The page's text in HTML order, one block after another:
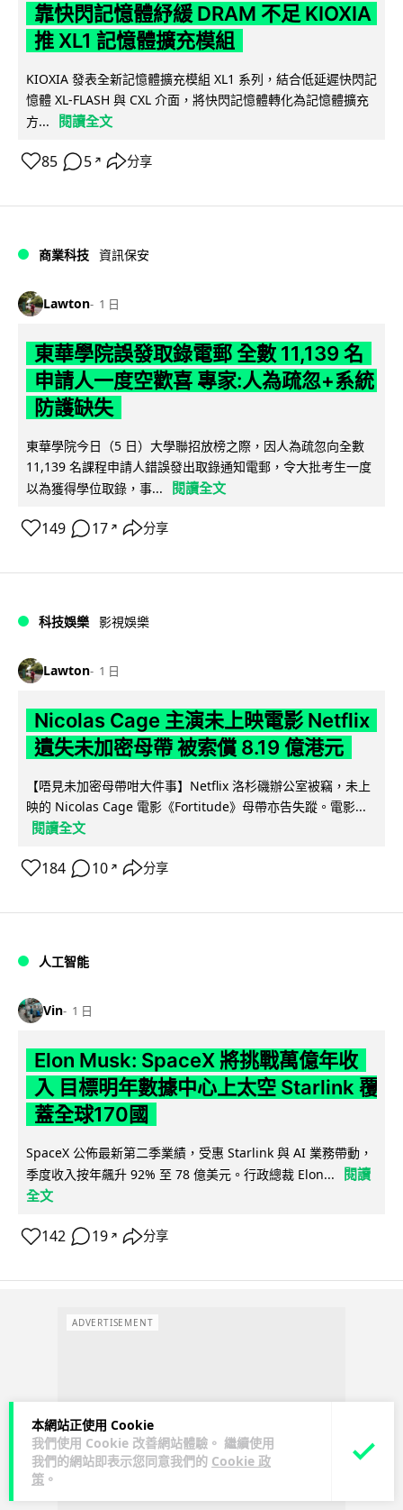
本網站正使用 Cookie
我們使用 Cookie 改善網站體驗。 繼續使用
我們的網站即表示您同意我們的 Cookie 政
策 。
靠快閃記憶體紓緩 DRAM 不足 KIOXIA
推 XL1 記憶體擴充模組
KIOXIA 發表全新記憶體擴充模組 XL1 系列，結合低延遲快閃記
憶體 XL-FLASH 與 CXL 介面，將快閃記憶體轉化為記憶體擴充
方...
閱讀全文
85 5 ↗ 分享
商業科技 資訊保安
Lawton 1 日
東華學院誤發取錄電郵 全數 11,139 名
申請人一度空歡喜 專家:人為疏忽+系統
防護缺失
東華學院今日（5 日）大學聯招放榜之際，因人為疏忽向全數
11,139 名課程申請人錯誤發出取錄通知電郵，令大批考生一度
以為獲得學位取錄，事...
閱讀全文
149 17 ↗ 分享
科技娛樂 影視娛樂
Lawton 1 日
Nicolas Cage 主演未上映電影 Netflix
遺失未加密母帶 被索償 8.19 億港元
【唔見未加密母帶咁大件事】Netflix 洛杉磯辦公室被竊，未上
映的 Nicolas Cage 電影《Fortitude》母帶亦告失蹤。電影...
閱讀全文
184 10 ↗ 分享
人工智能
Vin 1 日
Elon Musk: SpaceX 將挑戰萬億年收
入 目標明年數據中心上太空 Starlink 覆
蓋全球170國
SpaceX 公佈最新第二季業績，受惠 Starlink 與 AI 業務帶動，
季度收入按年飆升 92% 至 78 億美元。行政總裁 Elon...
閱讀
全文
142 19 ↗ 分享
ADVERTISEMENT